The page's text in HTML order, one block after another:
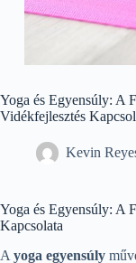
Yoga és Egyensúly: A
Vidékfejlesztés
Kevin
Yoga és Egyensúly: A
Kapcsolata
A yoga egyensúly